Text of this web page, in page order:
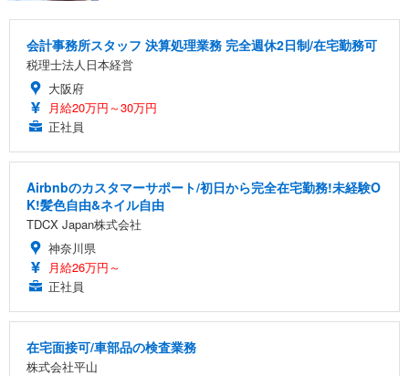
会計事務所スタッフ 決算処理業務 完全週休2日制/在宅勤務可
税理士法人日本経営
大阪府
月給20万円～30万円
正社員
Airbnbのカスタマーサポート/初日から完全在宅勤務!未経験O
K!髪色自由&ネイル自由
TDCX Japan株式会社
神奈川県
月給26万円～
正社員
在宅面接可/車部品の検査業務
株式会社平山